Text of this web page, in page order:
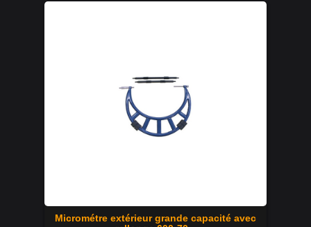
Micrométre extérieur grande capacité avec